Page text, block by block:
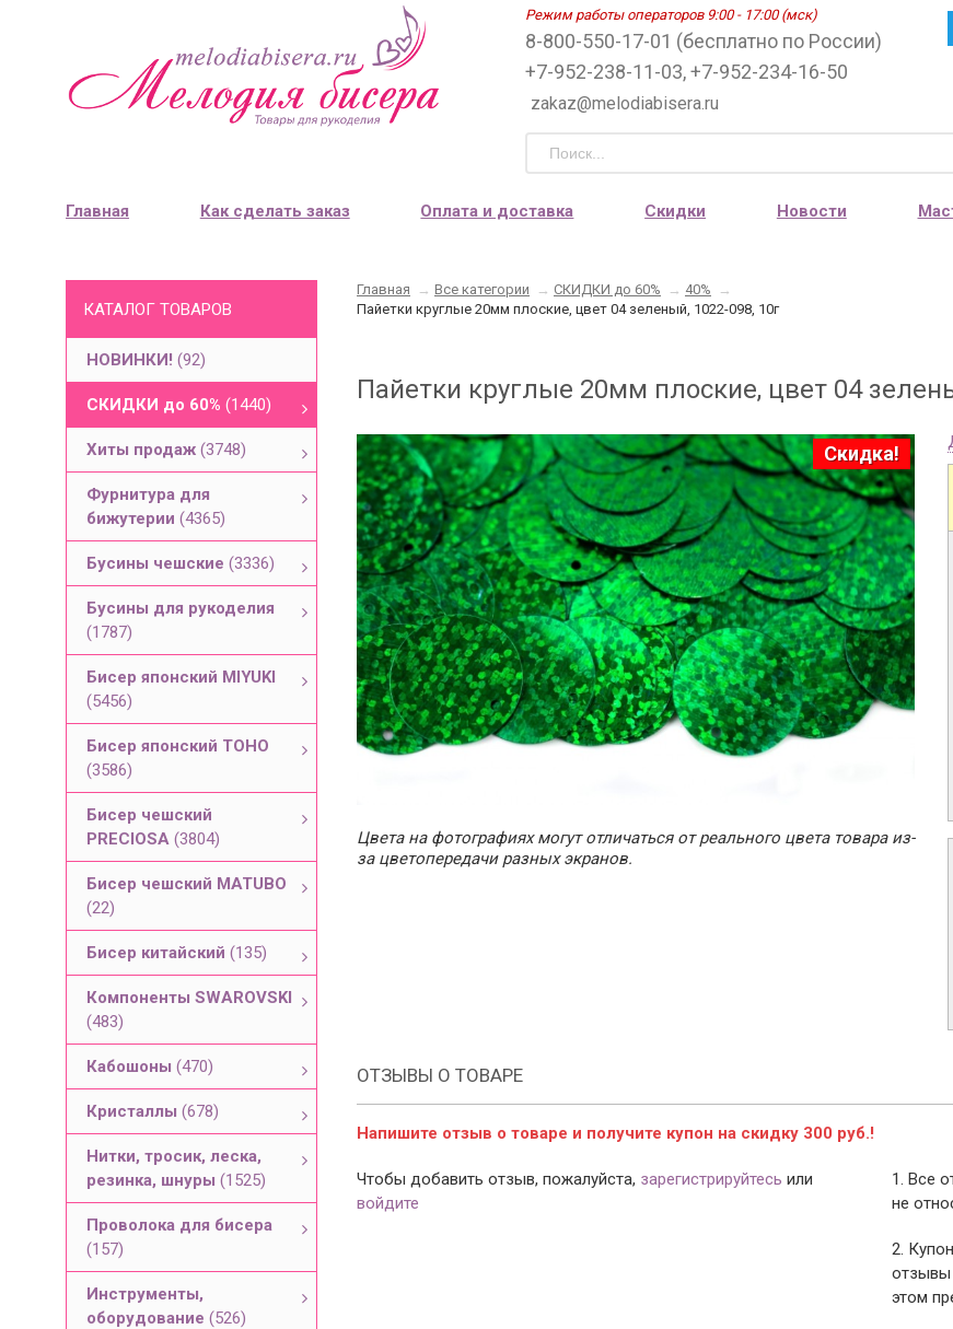
Режим работы операторов 9:00 - 17:00 (мск)
8-800-550-17-01 (бесплатно по России)
+7-952-238-11-03, +7-952-234-16-50
zakaz@melodiabisera.ru
Главная Как сделать заказ Оплата и доставка Скидки Новости
КАТАЛОГ ТОВАРОВ
НОВИНКИ! (92)
СКИДКИ до 60% (1440)
Хиты продаж (3748)
Фурнитура для
бижутерии (4365)
Бусины чешские (3336)
Бусины для рукоделия
(1787)
Бисер японский MIYUKI
(5456)
Бисер японский TOHO
(3586)
Бисер чешский
PRECIOSA (3804)
Бисер чешский MATUBO
(22)
Бисер китайский (135)
Компоненты SWAROVSKI
(483)
Кабошоны (470)
Кристаллы (678)
Нитки, тросик, леска,
резинка, шнуры (1525)
Проволока для бисера
(157)
Инструменты,
оборудование (526)
Главная → Все категории → СКИДКИ до 60% → 40%
→
Пайетки круглые 20мм плоские, цвет 04 зеленый, 1022-098, 10г
Пайетки круглые 20мм плоские, цвет 04
Скидка!
Цвета на фотографиях могут отличаться от реального цвета товара из-
за цветопередачи разных экранов.
ОТЗЫВЫ О ТОВАРЕ
Напишите отзыв о товаре и получите купон на скидку 300 руб.!
Чтобы добавить отзыв, пожалуйста, зарегистрируйтесь или
войдите
1. Все
не
2.
отзывы
этом